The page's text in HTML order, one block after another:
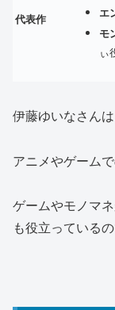
代表作 エ
モ
ぃ
伊藤ゆいなさん
アニメやゲーム
ゲームやモノマ
も役立っている